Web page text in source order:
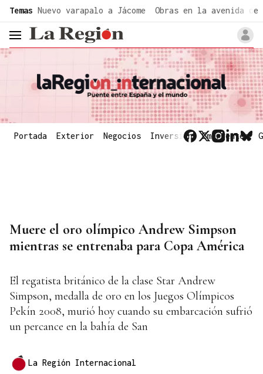
Temas Nuevo varapalo a Jácome Obras en la avenida de
header.menu.open
Portada Exterior Negocios Inversión Emergentes
Muere el oro olímpico Andrew Simpson
mientras se entrenaba para Copa América
El regatista británico de la clase Star Andrew
Simpson, medalla de oro en los Juegos Olímpicos
Pekín 2008, murió hoy cuando su embarcación sufrió
un percance en la bahía de San
La Región Internacional